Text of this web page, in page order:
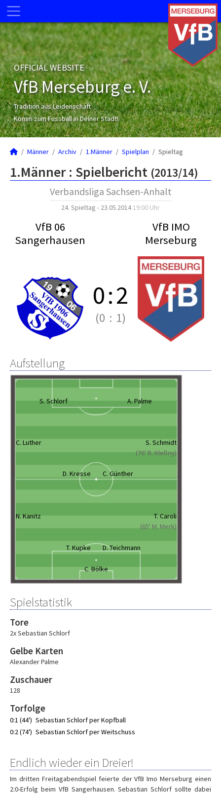
OFFICIAL WEBSITE
VfB Merseburg e. V.
Tradition aus Leidenschaft
Komm zum Fussball in Deiner Stadt!
Männer Archiv 1.Männer Spielplan Spieltag
1.Männer : Spielbericht (2013/14)
Verbandsliga Sachsen-Anhalt
24. Spieltag - 23.05.201419:00 Uhr
VfB 06
Sangerhausen
VfB IMO
Merseburg
0:2
(0 : 1)
Aufstellung
S. Schlorf A. Palme
C. Luther
S. Schmidt
(76' R. Kleßny)
D. Kresse C. Günther
N. Kanitz
T. Caroli
(65' M. Merk)
T. Kupke D. Teichmann
C. Bölke
Spielstatistik
Tore
2x Sebastian Schlorf
Gelbe Karten
Alexander Palme
Zuschauer
128
Torfolge
0:1 (44') Sebastian Schlorf per Kopfball
0:2 (74') Sebastian Schlorf per Weitschuss
Endlich wieder ein Dreier!
Im dritten Freitagabendspiel feierte der VfB Imo Merseburg einen
2:0-Erfolg beim VfB Sangerhausen. Sebastian Schlorf sollte dabei